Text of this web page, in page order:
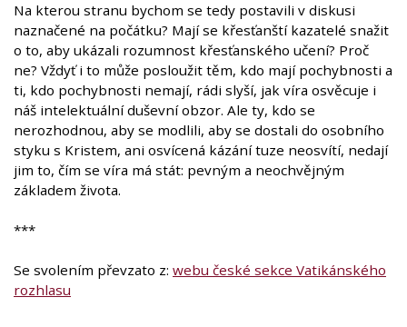
Na kterou stranu bychom se tedy postavili v diskusi
naznačené na počátku? Mají se křesťanští kazatelé snažit
o to, aby ukázali rozumnost křesťanského učení? Proč
ne? Vždyť i to může posloužit těm, kdo mají pochybnosti a
ti, kdo pochybnosti nemají, rádi slyší, jak víra osvěcuje i
náš intelektuální duševní obzor. Ale ty, kdo se
nerozhodnou, aby se modlili, aby se dostali do osobního
styku s Kristem, ani osvícená kázání tuze neosvítí, nedají
jim to, čím se víra má stát: pevným a neochvějným
základem života.
***
Se svolením převzato z: webu české sekce Vatikánského
rozhlasu